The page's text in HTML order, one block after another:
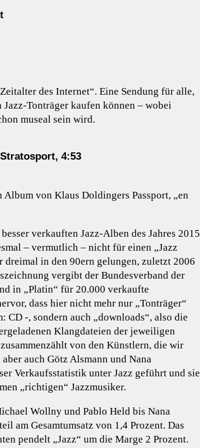
des Internet“. Eine Sendung für alle,
Tonträger kaufen können – wobei
museal sein wird.
Stratosport, 4:53
Album von Klaus Doldingers Passport, „en
verkauften Jazz-Alben des Jahres 2015
– vermutlich – nicht für einen „Jazz
in den 90ern gelungen, zuletzt 2006
vergibt der Bundesverband der
in „Platin“ für 20.000 verkaufte
dass hier nicht mehr nur „Tonträger“
CD -, sondern auch „downloads“, also die
Klangdateien der jeweiligen
von den Künstlern, die wir
auch Götz Alsmann und Nana
Verkaufsstatistik unter Jazz geführt und sie
„richtigen“ Jazzmusiker.
Wollny und Pablo Held bis Nana
am Gesamtumsatz von 1,4 Prozent. Das
pendelt „Jazz“ um die Marge 2 Prozent.